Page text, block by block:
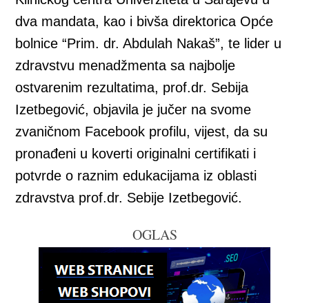
dva mandata, kao i bivša direktorica Opće
bolnice “Prim. dr. Abdulah Nakaš”, te lider u
zdravstvu menadžmenta sa najbolje
ostvarenim rezultatima, prof.dr. Sebija
Izetbegović, objavila je jučer na svome
zvaničnom Facebook profilu, vijest, da su
pronađeni u koverti originalni certifikati i
potvrde o raznim edukacijama iz oblasti
zdravstva prof.dr. Sebije Izetbegović.
OGLAS